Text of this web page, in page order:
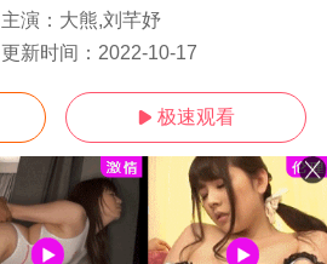
主演： 大熊,刘芊妤
更新时间： 2022-10-17
 极速观看